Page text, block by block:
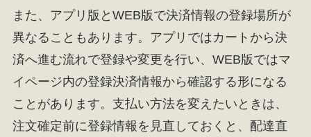
また、アプリ版とWEB版で決済情報の登録場所が
異なることもあります。アプリではカートから決
済へ進む流れで登録や変更を行い、WEB版ではマ
イページ内の登録決済情報から確認する形になる
ことがあります。支払い方法を変えたいときは、
注文確定前に登録情報を見直しておくと、配達直